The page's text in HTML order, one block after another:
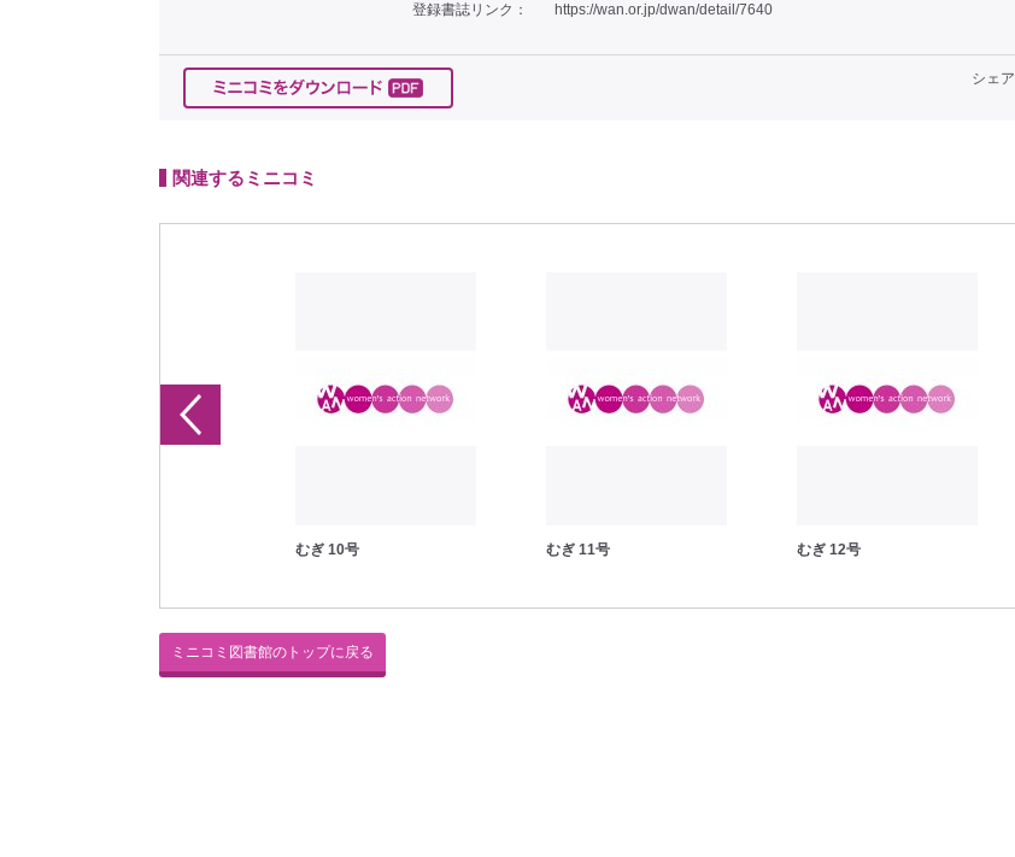
登録書誌リンク： https://wan.or.jp/dwan/detail/7640
シェア
関連するミニコミ
むぎ 10号 むぎ 11号 むぎ 12号
ミニコミ図書館のトップに戻る